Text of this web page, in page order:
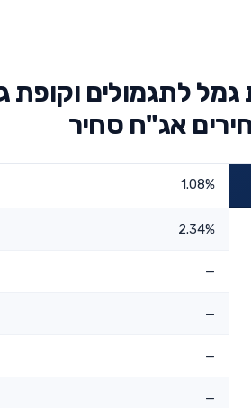
לתגמולים וקופת
אג"ח סחיר
1.08%
2.34%
—
—
—
—